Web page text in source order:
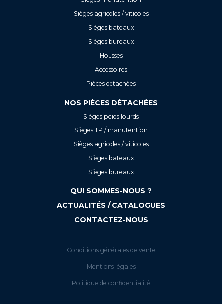
Sièges agricoles / viticoles
Sièges bateaux
Sièges bureaux
Housses
Accessoires
Pièces détachées
NOS PIÈCES DÉTACHÉES
Sièges poids lourds
Sièges TP / manutention
Sièges agricoles / viticoles
Sièges bateaux
Sièges bureaux
QUI SOMMES-NOUS ?
ACTUALITÉS / CATALOGUES
CONTACTEZ-NOUS
Conditions générales de vente
Mentions légales
Politique de confidentialité